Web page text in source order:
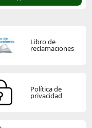
Libro de
reclamaciones
Política de
privacidad